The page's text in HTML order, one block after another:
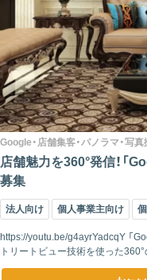
Google・店舗集客・パノラマ・写
店舗魅力を360°発信！「
募集
法人向け 個人事業主向け
https://youtu.be/g4ayrYadcqY 「Googleストリートビュー」は、Googleが提供するス
トリートビュー技術を使った360°の店内パ